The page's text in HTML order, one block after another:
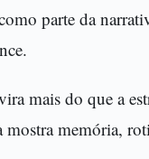
parte da
mais do que a
memória,